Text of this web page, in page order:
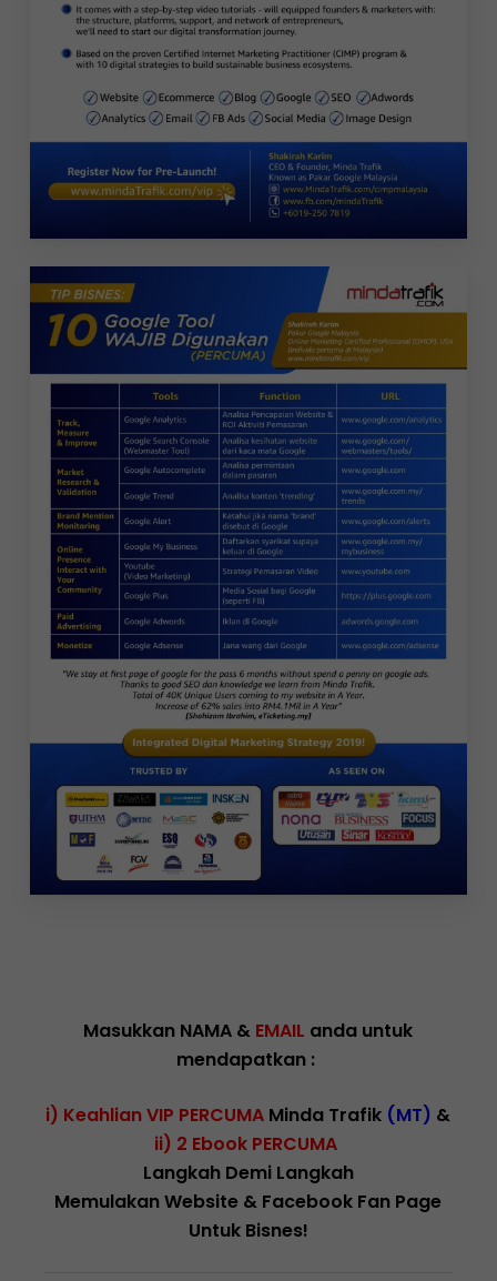
Masukkan NAMA & EMAIL anda untuk
mendapatkan :
i) Keahlian VIP PERCUMA Minda Trafik (MT) &
ii) 2 Ebook PERCUMA
Langkah Demi Langkah
Memulakan Website & Facebook Fan Page
Untuk Bisnes!